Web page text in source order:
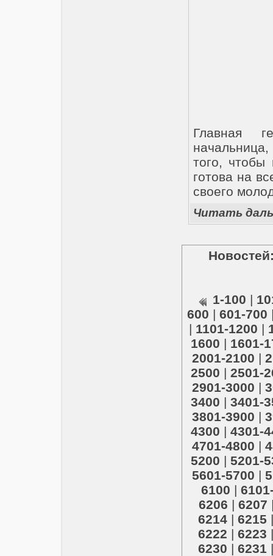
Главная
того, чтобы
готова на
своего
Читать
1-100 |
600 | 601-700
| 1101-1200 |
1600 | 1601-
2001-2100 |
2500 | 2501-
2901-3000 |
3400 | 3401-
3801-3900 |
4300 | 4301-
4701-4800 |
5200 | 5201-
5601-5700 |
6100 |
6206 | 6207
6214 | 6215
6222 | 6223
6230 | 6231